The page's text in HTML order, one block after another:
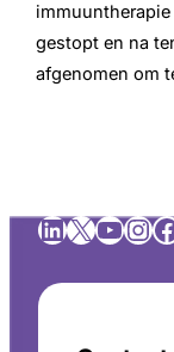
gestopt en na
afgenomen om
LinkedIn
X